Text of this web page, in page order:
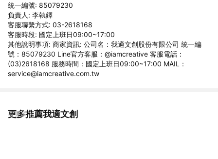
統一編號: 85079230
負責人: 李執鐸
客服聯繫方式: 03-2618168
客服時段: 國定上班日09:00~17:00
其他說明事項: 商家資訊: 公司名：我適文創股份有限公司 統一編
號：85079230 Line官方客服：@iamcreative 客服電話：
(03)2618168 服務時間：國定上班日09:00~17:00 MAIL：
service@iamcreative.com.tw
更多推薦我適文創
看更多